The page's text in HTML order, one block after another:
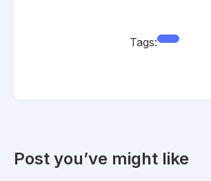
Tags:
Post you’ve might like